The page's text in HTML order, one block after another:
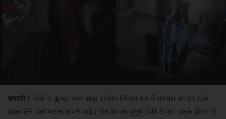
धमतरी। जिले के कुरूद थाना क्षेत्र अंतर्गत बिरेतरा गांव में सोमवार को एक दिल
दहला देने वाली घटना सामने आई। गांव के एक बुजुर्ग दंपति के शव उनके ही घर के